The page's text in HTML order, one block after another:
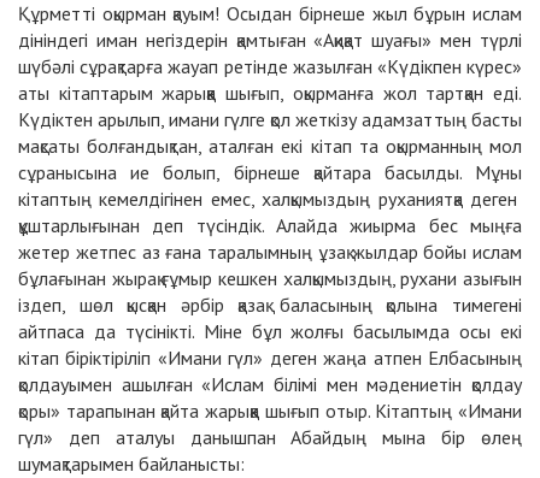
Құрметті оқырман қауым! Осыдан бірнеше жыл бұрын ислам
дініндегі иман негіздерін қамтыған «Ақиқат шуағы» мен түрлі
шүбәлі сұрақтарға жауап ретінде жазылған «Күдікпен күрес»
аты кітаптарым жарыққа шығып, оқырманға жол тартқан еді.
Күдіктен арылып, имани гүлге қол жеткізу адамзаттың басты
мақсаты болғандықтан, аталған екі кітап та оқырманның мол
сұранысына ие болып, бірнеше қайтара басылды. Мұны
кітаптың кемелдігінен емес, халқымыздың руханиятқа деген
құштарлығынан деп түсіндік. Алайда жиырма бес мыңға
жетер жетпес аз ғана таралымның ұзақ жылдар бойы ислам
бұлағынан жырақ ғұмыр кешкен халқымыздың, рухани азығын
іздеп, шөл қысқан әрбір қазақ баласының қолына тимегені
айтпаса да түсінікті. Міне бұл жолғы басылымда осы екі
кітап біріктіріліп «Имани гүл» деген жаңа атпен Елбасының
қолдауымен ашылған «Ислам білімі мен мәдениетін қолдау
қоры» тарапынан қайта жарыққа шығып отыр. Кітаптың «Имани
гүл» деп аталуы данышпан Абайдың мына бір өлең
шумақтарымен байланысты: